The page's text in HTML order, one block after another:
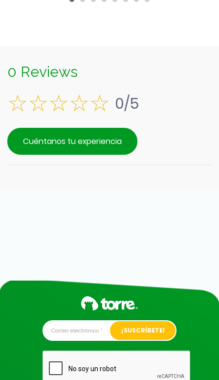
0 Reviews
0/5
Cuéntanos tu experiencia
Alternative: